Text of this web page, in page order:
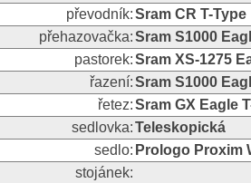
převodník:Sram CR T-
přehazovačka:Sram S1000
pastorek:Sram XS-1275
řazení:Sram S1000
řetez:Sram GX Eagle
sedlovka:Teleskopická
sedlo: Prologo Proxim
stojánek: